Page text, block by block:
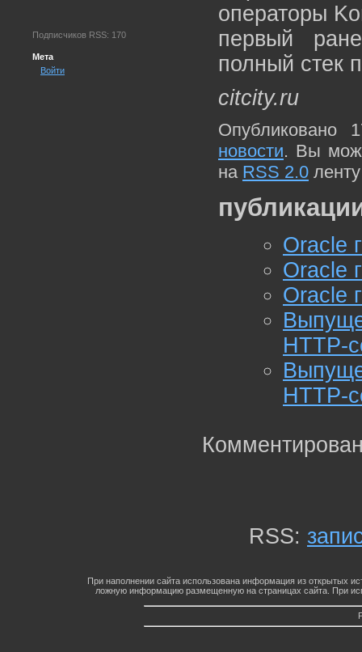
Подписчиков RSS: 170
Мета
Войти
операторы
первый
полный стек
citcity.ru
Опубликовано
новости. Вы
на RSS 2.0
Oracle
Oracle
Oracle
HTTP-
HTTP-
RSS:
При наполнении сайта использована информация из открытых
ложную информацию размещенную на страницах сайта. При